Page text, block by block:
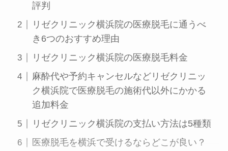
評判
リゼクリニック横浜院の医療脱毛に通うべ
き6つのおすすめ理由
リゼクリニック横浜院の医療脱毛料金
麻酔代や予約キャンセルなどリゼクリニッ
ク横浜院で医療脱毛の施術代以外にかかる
追加料金
リゼクリニック横浜院の支払い方法は5種類
医療脱毛を横浜で受けるならどこが良い？